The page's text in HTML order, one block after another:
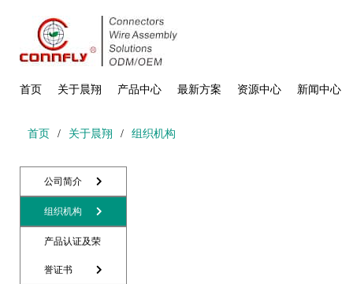
首页 关于晨翔 产品中心 最新方案 资源中心 新闻中心
首页 / 关于晨翔 / 组织机构
公司简介
组织机构
产品认证及荣
誉证书